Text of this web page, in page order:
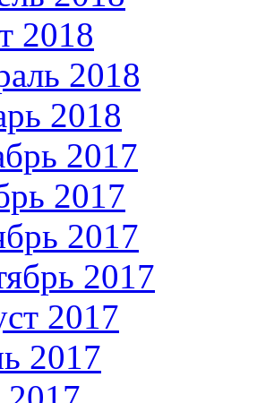
2018
2018
2018
2017
2017
2017
2017
2017
2017